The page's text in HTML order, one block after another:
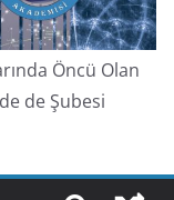
Öncü Olan
de Şubesi